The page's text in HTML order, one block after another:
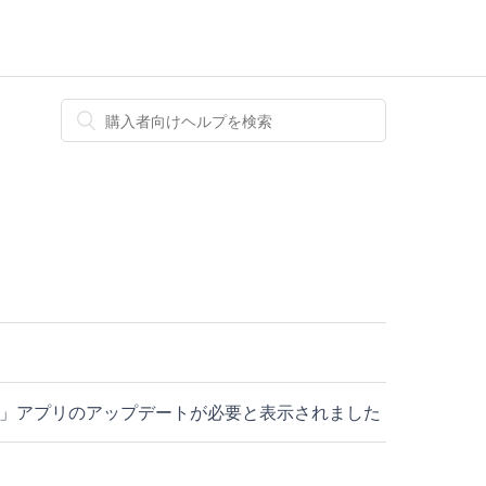
アプリのアップデートが必要と表示されました